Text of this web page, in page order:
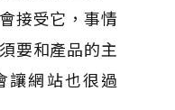
接受它，事情
要和產品的主
讓網站也很過